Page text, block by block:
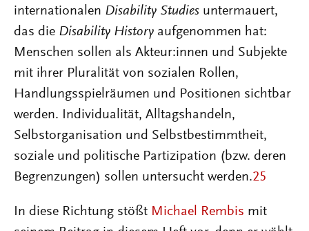
internationalen Disability Studies untermauert,
das die Disability History aufgenommen hat:
Menschen sollen als Akteur:innen und Subjekte
mit ihrer Pluralität von sozialen Rollen,
Handlungsspielräumen und Positionen sichtbar
werden. Individualität, Alltagshandeln,
Selbstorganisation und Selbstbestimmtheit,
soziale und politische Partizipation (bzw. deren
Begrenzungen) sollen untersucht werden.25
In diese Richtung stößt Michael Rembis mit